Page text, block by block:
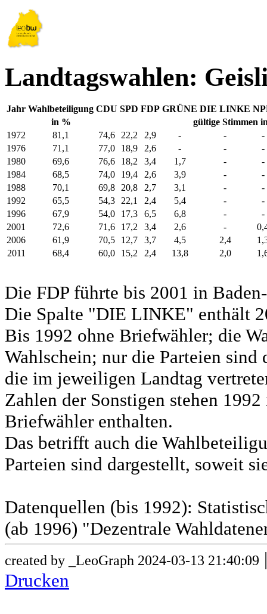
Landtagswahlen:
Jahr Wahlbeteiligung CDU SPD FDP GRÜNE DIE LINKE
in %
gültige Stimmen
1972
81,1 74,6 22,2 2,9 - -
-
1976
71,1 77,0 18,9 2,6 - -
-
1980
69,6 76,6 18,2 3,4 1,7 -
-
1984
68,5 74,0 19,4 2,6 3,9 -
-
1988
70,1 69,8 20,8 2,7 3,1 -
-
1992
65,5 54,3 22,1 2,4 5,4 -
-
1996
67,9 54,0 17,3 6,5 6,8 -
-
2001
72,6 71,6 17,2 3,4 2,6 -
2006
61,9 70,5 12,7 3,7 4,5 2,4
2011
68,4 60,0 15,2 2,4 13,8 2,0
Die FDP führte bis 2001 in
Die Spalte "DIE LINKE" enthält
Bis 1992 ohne Briefwähler; die
Wahlschein; nur die Parteien sind
die im jeweiligen Landtag
Zahlen der Sonstigen stehen
Briefwähler enthalten.
Das betrifft auch die
Parteien sind dargestellt, soweit
Datenquellen (bis 1992):
(ab 1996) "Dezentrale
created by _LeoGraph 2024-03-13 21:40:09
Drucken